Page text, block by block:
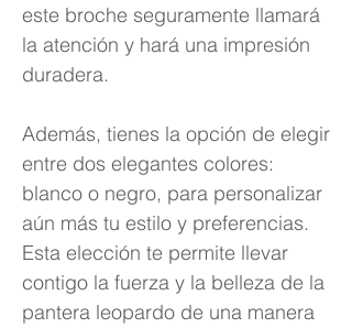
este broche seguramente llamará
la atención y hará una impresión
duradera.
Además, tienes la opción de elegir
entre dos elegantes colores:
blanco o negro, para personalizar
aún más tu estilo y preferencias.
Esta elección te permite llevar
contigo la fuerza y la belleza de la
pantera leopardo de una manera